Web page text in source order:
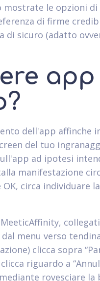
mostrate le opzioni
di firme
di sicuro (adatto
app
dell'app affinche
del tuo
ad ipotesi
manifestazione
circa individuare
menu verso
clicca sopra
riguardo a
rovesciare la